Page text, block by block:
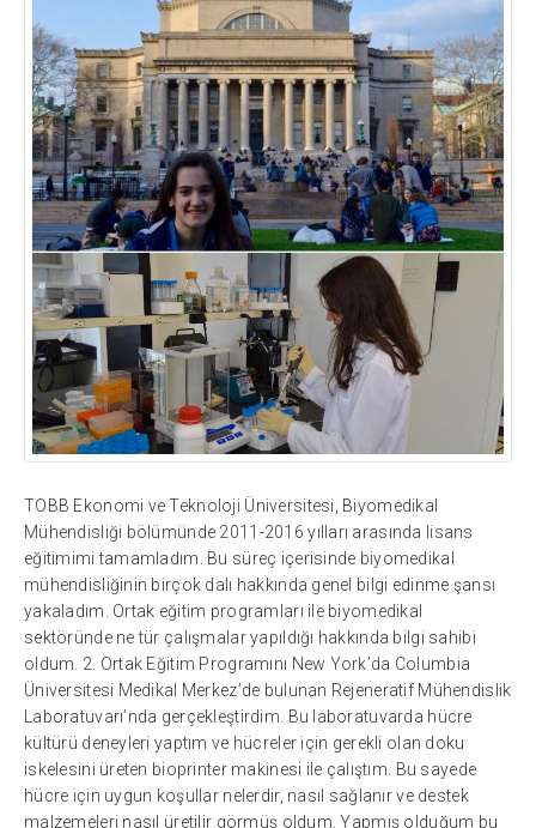
TOBB Ekonomi ve Teknoloji Üniversitesi, Biyomedikal
Mühendisliği bölümünde 2011-2016 yılları arasında lisans
eğitimimi tamamladım. Bu süreç içerisinde biyomedikal
mühendisliğinin birçok dalı hakkında genel bilgi edinme şansı
yakaladım. Ortak eğitim programları ile biyomedikal
sektöründe ne tür çalışmalar yapıldığı hakkında bilgi sahibi
oldum. 2. Ortak Eğitim Programını New York’da Columbia
Üniversitesi Medikal Merkez’de bulunan Rejeneratif Mühendislik
Laboratuvarı’nda gerçekleştirdim. Bu laboratuvarda hücre
kültürü deneyleri yaptım ve hücreler için gerekli olan doku
iskelesini üreten bioprinter makinesi ile çalıştım. Bu sayede
hücre için uygun koşullar nelerdir, nasıl sağlanır ve destek
malzemeleri nasıl üretilir görmüş oldum. Yapmış olduğum bu